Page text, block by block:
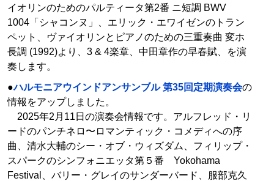
イオリンのためのパルティータ第2番 ニ短調 BWV
1004「シャコンヌ」、エリック・エワイゼンのトラン
ペット、ヴァイオリンとピアノのための三重奏曲 変ホ
長調 (1992)より、3 & 4楽章、中田章作の早春賦、を演
奏します。
●ハルモニアウインドアンサンブル 第35回定期演奏会の
情報をアップしました。
2025年2月11日の演奏会情報です。アルフレッド・リ
ードのパンチネロ〜ロマンティック・コメディへの序
曲、清水大輔のシー・オブ・ウィズダム、フィリップ・
スパークのシンフォニエッタ第５番 Yokohama
Festival、バリー・グレイのサンダーバード、服部克久